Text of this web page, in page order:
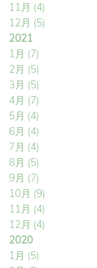
11月 (4)
12月 (5)
2021
1月 (7)
2月 (5)
3月 (5)
4月 (7)
5月 (4)
6月 (4)
7月 (4)
8月 (5)
9月 (7)
10月 (9)
11月 (4)
12月 (4)
2020
1月 (5)